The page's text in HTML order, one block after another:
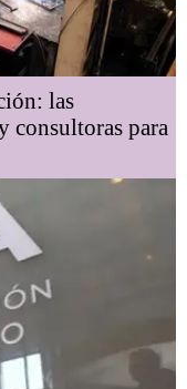
las
consultoras para